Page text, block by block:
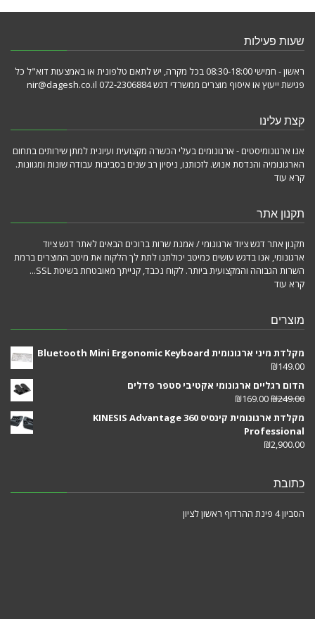
שעות פעילות
ראשון - חמישי 08:30-18:00 בכל מקרה, יש לתאם טלפונית או באמצעות דוא"ל כל
פגישת ייעוץ או איסוף מוצרים ממשרדי דגש 072-2306884 nir@dagesh.co.il
קצת עלינו
אנו ארגונומיסטים - ארגונומים בעלי הכשרה מקצועית ועיונית למתן שירותים בתחום
הארגונומיה והנדסת אנוש. לזכותנו, ניסיון רב שנים בסביבות עבודה שונות ומגוונות.
קרא עוד
תקנון אתר
תקנון אתר דגש ציוד ארגונומי / אמנת שרות ברוכים הבאים לאתר דגש ציוד
ארגונומי, אנו בדגש עושים כמיטב יכולתנו לתת לך הלקוח את מיטב המוצרים ברמת
השרות הגבוהה והמקצועית ביותר. לקוח נכבד, קנייתך מאובטחת בשיטת SSL...
קרא עוד
מוצרים
מקלדת מיני ארגונומית Bluetooth Mini Ergonomic Keyboard
₪149.00
הדום רגליים ארגונומי אקטיבי סטפר פדלים
₪249.00
₪169.00
מקלדת ארגונומית קינסיס KINESIS Advantage 360
Professional
₪2,900.00
כתובת
הסביון 4 פינת ההרדוף ראשון לציון